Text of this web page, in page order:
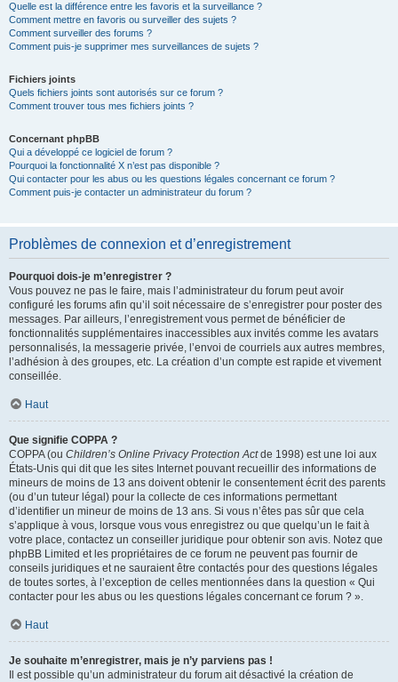
Quelle est la différence entre les favoris et la surveillance ?
Comment mettre en favoris ou surveiller des sujets ?
Comment surveiller des forums ?
Comment puis-je supprimer mes surveillances de sujets ?
Fichiers joints
Quels fichiers joints sont autorisés sur ce forum ?
Comment trouver tous mes fichiers joints ?
Concernant phpBB
Qui a développé ce logiciel de forum ?
Pourquoi la fonctionnalité X n’est pas disponible ?
Qui contacter pour les abus ou les questions légales concernant ce forum ?
Comment puis-je contacter un administrateur du forum ?
Problèmes de connexion et d’enregistrement
Pourquoi dois-je m’enregistrer ?
Vous pouvez ne pas le faire, mais l’administrateur du forum peut avoir
configuré les forums afin qu’il soit nécessaire de s’enregistrer pour poster des
messages. Par ailleurs, l’enregistrement vous permet de bénéficier de
fonctionnalités supplémentaires inaccessibles aux invités comme les avatars
personnalisés, la messagerie privée, l’envoi de courriels aux autres membres,
l’adhésion à des groupes, etc. La création d’un compte est rapide et vivement
conseillée.
Haut
Que signifie COPPA ?
COPPA (ou Children’s Online Privacy Protection Actde 1998) est une loi aux
États-Unis qui dit que les sites Internet pouvant recueillir des informations de
mineurs de moins de 13 ans doivent obtenir le consentement écrit des parents
(ou d’un tuteur légal) pour la collecte de ces informations permettant
d’identifier un mineur de moins de 13 ans. Si vous n’êtes pas sûr que cela
s’applique à vous, lorsque vous vous enregistrez ou que quelqu’un le fait à
votre place, contactez un conseiller juridique pour obtenir son avis. Notez que
phpBB Limited et les propriétaires de ce forum ne peuvent pas fournir de
conseils juridiques et ne sauraient être contactés pour des questions légales
de toutes sortes, à l’exception de celles mentionnées dans la question « Qui
contacter pour les abus ou les questions légales concernant ce forum ? ».
Haut
Je souhaite m’enregistrer, mais je n’y parviens pas !
Il est possible qu’un administrateur du forum ait désactivé la création de